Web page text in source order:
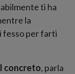
ti ha
la
fesso per farti
concreto, parla